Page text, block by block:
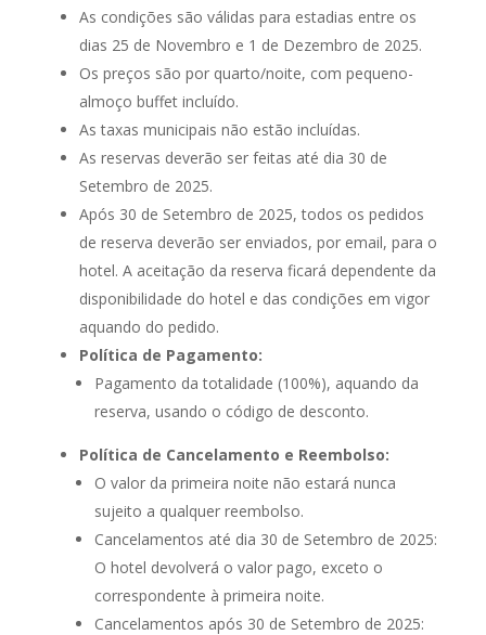
As condições são válidas para estadias entre os
dias 25 de Novembro e 1 de Dezembro de 2025.
Os preços são por quarto/noite, com pequeno-
almoço buffet incluído.
As taxas municipais não estão incluídas.
As reservas deverão ser feitas até dia 30 de
Setembro de 2025.
Após 30 de Setembro de 2025, todos os pedidos
de reserva deverão ser enviados, por email, para o
hotel. A aceitação da reserva ficará dependente da
disponibilidade do hotel e das condições em vigor
aquando do pedido.
Política de Pagamento:
Pagamento da totalidade (100%), aquando da
reserva, usando o código de desconto.
Política de Cancelamento e Reembolso:
O valor da primeira noite não estará nunca
sujeito a qualquer reembolso.
Cancelamentos até dia 30 de Setembro de 2025:
O hotel devolverá o valor pago, exceto o
correspondente à primeira noite.
Cancelamentos após 30 de Setembro de 2025: